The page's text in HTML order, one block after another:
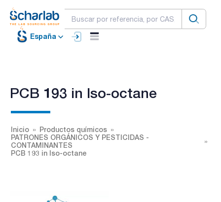
España
PCB 193 in Iso-octane
Inicio
Productos químicos
PATRONES ORGÁNICOS Y PESTICIDAS -
CONTAMINANTES
PCB 193 in Iso-octane